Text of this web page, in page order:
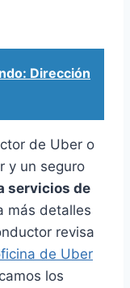
Dirección
de Uber o
y un seguro
servicios de
más detalles
revisa
de Uber
los